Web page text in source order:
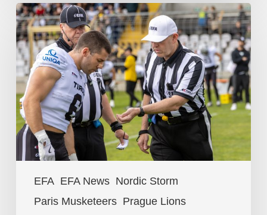
EFA EFA News Nordic Storm
Paris Musketeers Prague Lions
Keine
Überraschungen
in
Week
2
der
EFA